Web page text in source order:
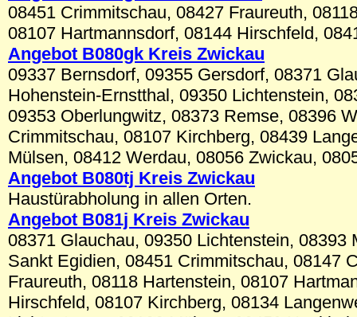
08451 Crimmitschau, 08427 Fraureuth,
08107 Hartmannsdorf, 08144 Hirschfeld,
Angebot B080gk Kreis Zwickau
09337 Bernsdorf, 09355 Gersdorf, 08371
Hohenstein-Ernstthal, 09350 Lichtenstein,
09353 Oberlungwitz, 08373 Remse, 08396
Crimmitschau, 08107 Kirchberg, 08439
Mülsen, 08412 Werdau, 08056 Zwickau,
Angebot B080tj Kreis Zwickau
Haustürabholung in allen Orten.
Angebot B081j Kreis Zwickau
08371 Glauchau, 09350 Lichtenstein, 08393
Sankt Egidien, 08451 Crimmitschau, 08147
Fraureuth, 08118 Hartenstein, 08107
Hirschfeld, 08107 Kirchberg, 08134